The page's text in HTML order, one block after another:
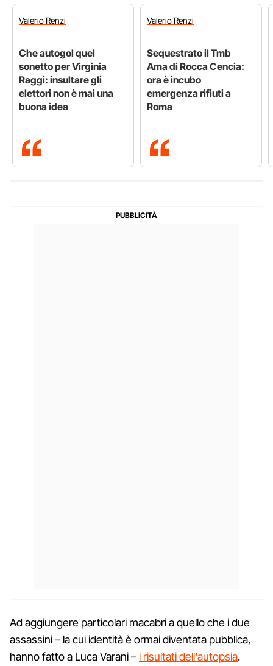
ValerioRenzi
Che autogol quel
sonetto per Virginia
Raggi: insultare gli
elettori non è mai una
buona idea
ValerioRenzi
Sequestrato il Tmb
Ama di Rocca Cencia:
ora è incubo
emergenza rifiuti a
Roma
Ad aggiungere particolari macabri a quello che i due
assassini – la cui identità è ormai diventata pubblica,
hanno fatto a Luca Varani –i risultati dell'autopsia.